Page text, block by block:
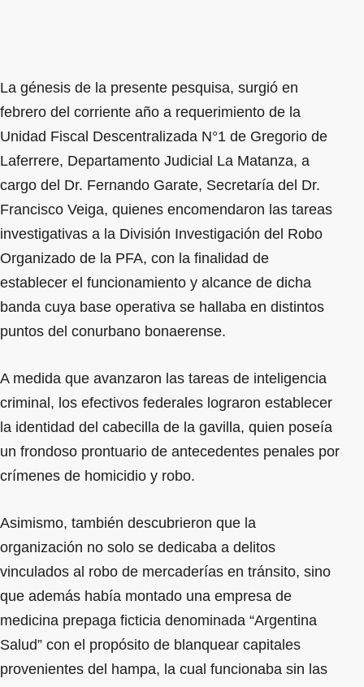
La génesis de la presente pesquisa, surgió en
febrero del corriente año a requerimiento de la
Unidad Fiscal Descentralizada N°1 de Gregorio de
Laferrere, Departamento Judicial La Matanza, a
cargo del Dr. Fernando Garate, Secretaría del Dr.
Francisco Veiga, quienes encomendaron las tareas
investigativas a la División Investigación del Robo
Organizado de la PFA, con la finalidad de
establecer el funcionamiento y alcance de dicha
banda cuya base operativa se hallaba en distintos
puntos del conurbano bonaerense.
A medida que avanzaron las tareas de inteligencia
criminal, los efectivos federales lograron establecer
la identidad del cabecilla de la gavilla, quien poseía
un frondoso prontuario de antecedentes penales por
crímenes de homicidio y robo.
Asimismo, también descubrieron que la
organización no solo se dedicaba a delitos
vinculados al robo de mercaderías en tránsito, sino
que además había montado una empresa de
medicina prepaga ficticia denominada “Argentina
Salud” con el propósito de blanquear capitales
provenientes del hampa, la cual funcionaba sin las